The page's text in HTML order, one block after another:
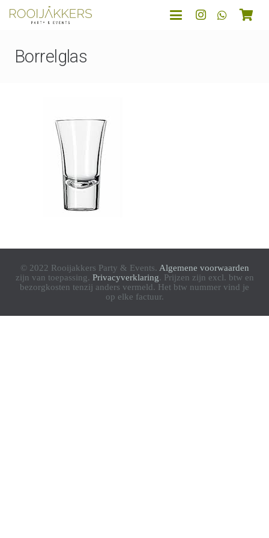
Borrelglas
© 2022 Rooijakkers Party & Events. Algemene voorwaarden
zijn van toepassing. Privacyverklaring. Prijzen zijn excl. btw en
bezorgkosten tenzij anders vermeld. Het btw nummer vind je
op elke factuur.